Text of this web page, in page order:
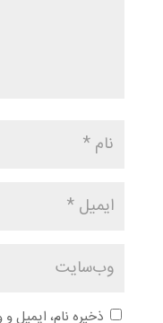
ذخیره نام، ایمیل